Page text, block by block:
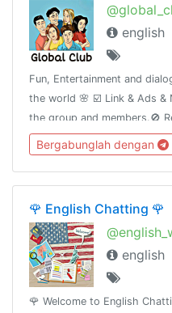
english
Fun, Entertainment and
the world 🌸 ☑️ Link & Ads &
the group and members.🚫
the rules.♥️ Nice to meet you
🌹
Bergabunglah dengan
🌹 English Chatting 🌹
english
🌹 Welcome to English